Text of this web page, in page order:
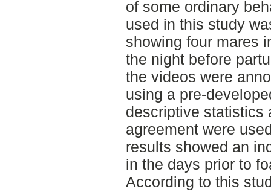
of some ordinary
used in this study
showing four mares
the night before
the videos were
using a pre-
descriptive statistics
agreement were
results showed an
in the days prior to
According to this